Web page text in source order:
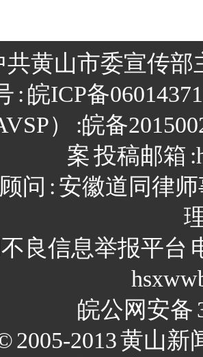
共黄山市委宣传部
: 皖ICP备
）
:皖备
案投稿邮箱
问 : 安徽道同律
良信息举报平台
皖公网安备
2005-2013黄山新